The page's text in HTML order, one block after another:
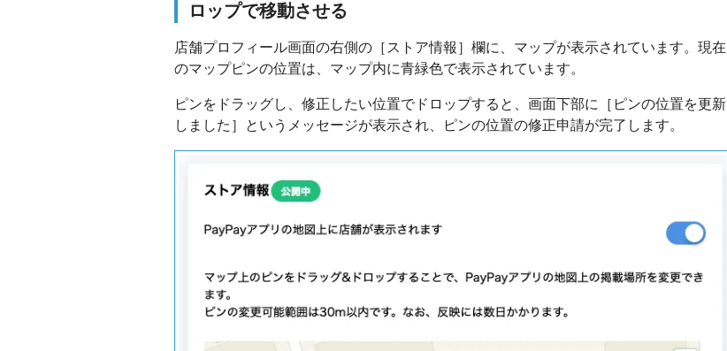
ロップで移動させる
店舗プロフィール画面の右側の［ストア情報］欄に、マップが表示されています。現在
のマップピンの位置は、マップ内に青緑色で表示されています。
ピンをドラッグし、修正したい位置でドロップすると、画面下部に［ピンの位置を更新
しました］というメッセージが表示され、ピンの位置の修正申請が完了します。